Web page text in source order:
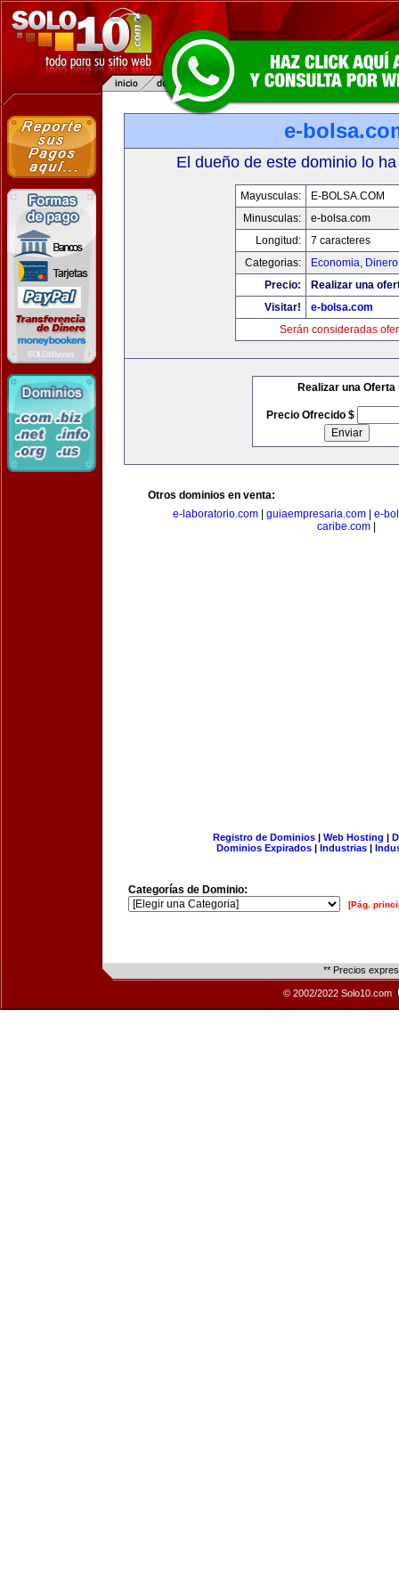
e-
El dueño de este dominio lo
Mayusculas:
E-BOLSA.COM
Minusculas:
e-bolsa.com
Longitud:
7 caracteres
Categorias:
Economia,
Precio:
Realizar una
Visitar!
e-bolsa.com
Serán consideradas
Realizar una Oferta
Precio Ofrecido $
Otros dominios en venta:
e-laboratorio.com
guiaempresaria.com
e-
caribe.com
Registro de Dominios| Web Hosting |
Dominios Expirados | Industrias |
Categorías de Dominio:
[Pág.
** Precios
© 2002/2022 Solo10.com